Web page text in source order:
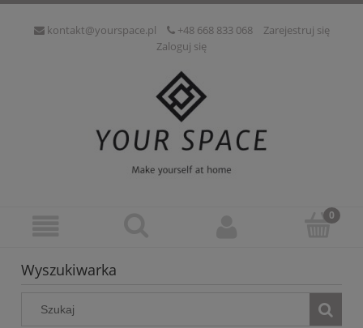
kontakt@yourspace.pl +48 668 833 068
Zarejestruj się
Zaloguj się
Wyszukiwarka